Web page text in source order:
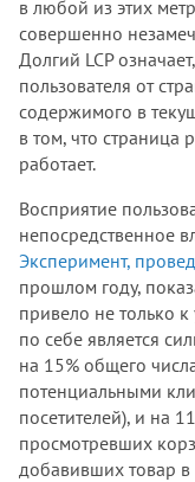
в любой из этих
совершенно
Долгий LCP
пользователя от
содержимого в
в том, что страница
работает.
Восприятие
непосредственное
Эксперимент,
прошлом году,
привело не только
по себе является
на 15% общего
потенциальными
посетителей), и на
просмотревших
добавивших товар в